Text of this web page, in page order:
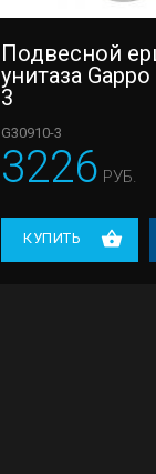
Подвесной
унитаза
3
G30910-3
3226 РУБ.
КУПИТЬ